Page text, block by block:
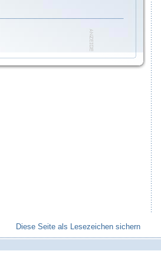
Diese Seite als Lesezeichen sichern